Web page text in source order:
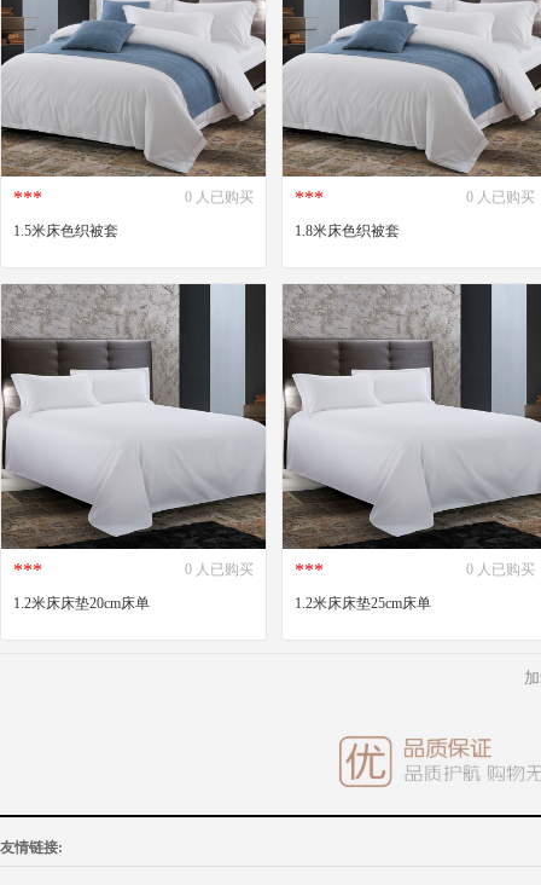
***
0 人已购买
1.5米床色织被套
***
0 人已购买
1.8米床色织被套
***
0 人已购买
1.2米床床垫20cm床单
***
0 人已购买
1.2米床床垫25cm床单
友情链接: